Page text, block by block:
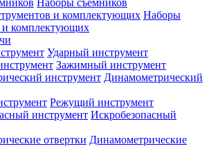
Наборы съемников
Наборы
и комплектующих
Ударный инструмент
Зажимный инструмент
Динамометрический
Режущий инструмент
Искробезопасный
Динамометрические